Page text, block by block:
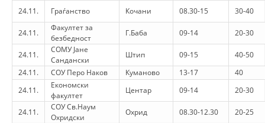
24.11. Граѓанство Кочани 08.30-15 30-40
24.11.
Факултет за
безбедност
Г.Баба 09-14 20-30
24.11.
СОМУ Јане
Сандански
Штип 09-15
40-50
24.11.
СОУ Перо Наков Куманово 13-17
40
24.11.
Економски
факултет
Центар 09-14 20-30
24.11.
СОУ Св.Наум
Охридски
Охрид 08.30-12.30 20-25